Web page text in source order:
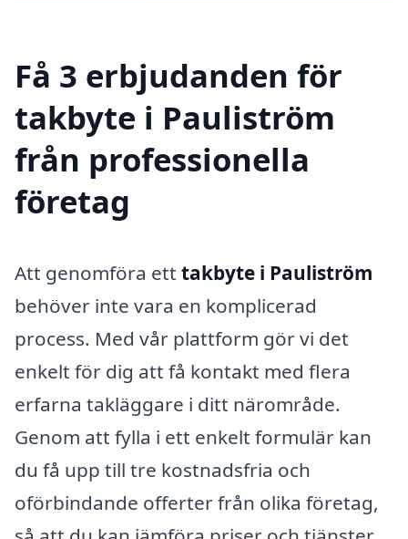
Få 3 erbjudanden för
takbyte i Pauliström
från professionella
företag
Att genomföra ett takbyte i Pauliström
behöver inte vara en komplicerad
process. Med vår plattform gör vi det
enkelt för dig att få kontakt med flera
erfarna takläggare i ditt närområde.
Genom att fylla i ett enkelt formulär kan
du få upp till tre kostnadsfria och
oförbindande offerter från olika företag,